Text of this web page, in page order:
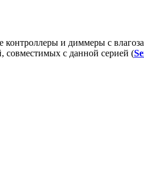
контроллеры и диммеры с
совместимых с данной серией (